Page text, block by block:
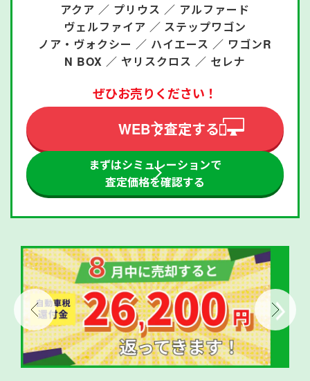
アクア ／ プリウス ／ アルファード
ヴェルファイア ／ ステップワゴン
ノア・ヴォクシー ／ ハイエース ／ ワゴンR
N BOX ／ ヤリスクロス ／ セレナ
ぜひお売りください！
WEBで査定する
まずはシミュレーションで
査定価格を確認する